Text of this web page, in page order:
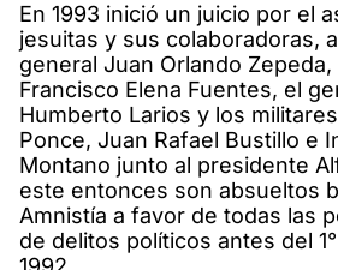
En 1993 inició un juicio por el
jesuitas y sus colaboradoras,
general Juan Orlando
Francisco Elena Fuentes, el
Humberto Larios y los
Ponce, Juan Rafael Bustillo e
Montano junto al presidente
este entonces son absueltos
Amnistía a favor de todas las
de delitos políticos antes del